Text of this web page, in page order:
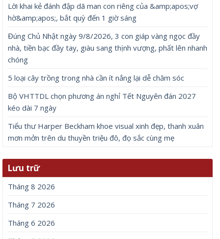
Lời khai kẻ đánh đập dã man con riêng của &amp;apos;vợ
hờ&amp;apos;, bắt quỳ đến 1 giờ sáng
Đúng Chủ Nhật ngày 9/8/2026, 3 con giáp vàng ngọc đầy
nhà, tiền bạc đầy tay, giàu sang thịnh vượng, phất lên nhanh
chóng
5 loại cây trồng trong nhà cần ít nắng lại dễ chăm sóc
Bộ VHTTDL chọn phương án nghỉ Tết Nguyên đán 2027
kéo dài 7 ngày
Tiểu thư Harper Beckham khoe visual xinh đẹp, thanh xuân
mơn mởn trên du thuyền triệu đô, đọ sắc cùng mẹ
Lưu trữ
Tháng 8 2026
Tháng 7 2026
Tháng 6 2026